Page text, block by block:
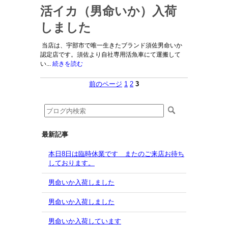
活イカ（男命いか）入荷
しました
当店は、宇部市で唯一生きたブランド須佐男命いか
認定店です。須佐より自社専用活魚車にて運搬して
い... 続きを読む
前のページ 1 2 3
最新記事
本日8日は臨時休業です またのご来店お待ち
しております。
男命いか入荷しました
男命いか入荷しました
男命いか入荷しています